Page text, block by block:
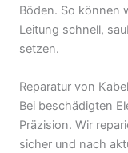
Böden. So können
Leitung schnell,
setzen.
Reparatur von
Bei beschädigten
Präzision. Wir
sicher und nach